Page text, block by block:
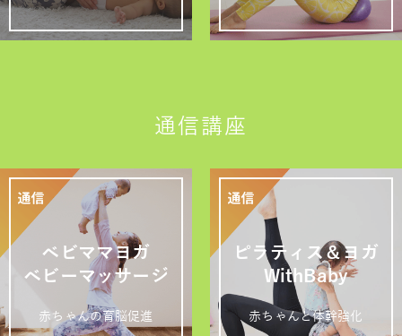
通信講座
ベビママヨガ
ベビーマッサージ
赤ちゃんの育脳促進
ピラティス＆ヨガ
WithBaby
赤ちゃんと体幹強化